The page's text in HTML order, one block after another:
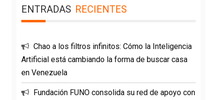
ENTRADAS RECIENTES
Chao a los filtros infinitos: Cómo la Inteligencia
Artificial está cambiando la forma de buscar casa
en Venezuela
Fundación FUNO consolida su red de apoyo con